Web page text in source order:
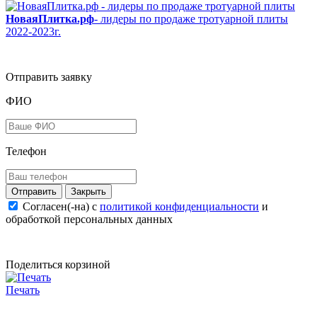
НоваяПлитка.рф- лидеры по продаже тротуарной плиты
2022-2023г.
Отправить заявку
ФИО
Телефон
Закрыть
Согласен(-на) c политикой конфиденциальности и
обработкой персональных данных
Поделиться корзиной
Печать